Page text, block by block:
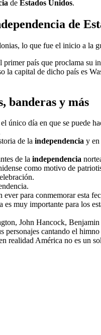
de Estados Unidos.
de
lo que fue el inicio a la
primer país que proclama su
la capital de dicho país es
banderas y más
único día en que se puede
de la independencia y en
de la independencia
como motivo de
para conmemorar esta
muy importante para los
John Hancock,
cantando el himno
realidad América no es un